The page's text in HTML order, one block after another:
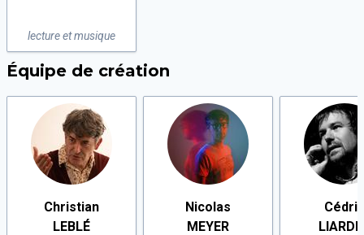
lecture et musique
Équipe de création
Christian
LEBLÉ
Nicolas
MEYER
Cédric